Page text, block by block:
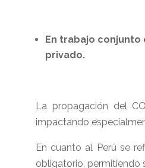
En trabajo conjunto
privado.
La propagación del
impactando
En cuanto al Perú se
obligatorio, permitiendo